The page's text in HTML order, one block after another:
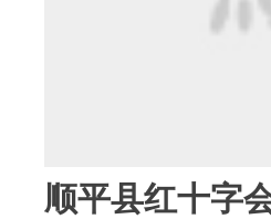
顺平县红十字